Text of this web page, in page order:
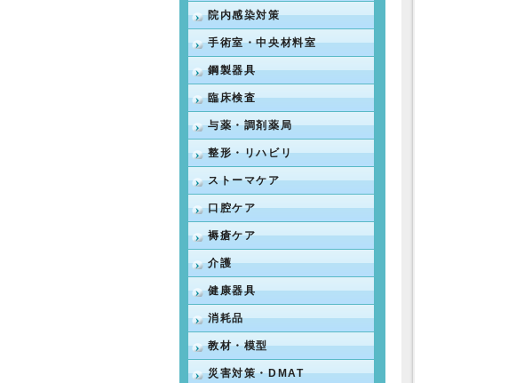
院内感染対策
手術室・中央材料室
鋼製器具
臨床検査
与薬・調剤薬局
整形・リハビリ
ストーマケア
口腔ケア
褥瘡ケア
介護
健康器具
消耗品
教材・模型
災害対策・DMAT